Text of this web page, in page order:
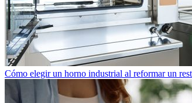
Cómo elegir un horno industrial al reformar un